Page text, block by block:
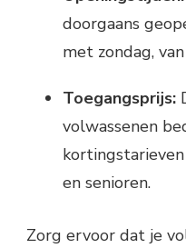
doorgaans
met zondag,
Toegangsprijs:
volwassenen
en senioren.
Zorg ervoor dat je